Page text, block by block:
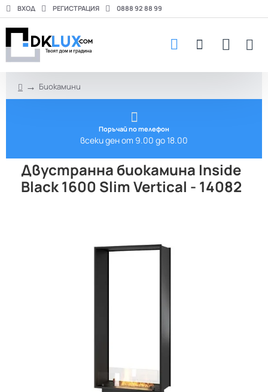
ВХОД РЕГИСТРАЦИЯ 0888 92 88 99
Биокамини
Поръчай по телефон
всеки ден от 9.00 до 18.00
Двустранна биокамина Inside
Black 1600 Slim Vertical - 14082